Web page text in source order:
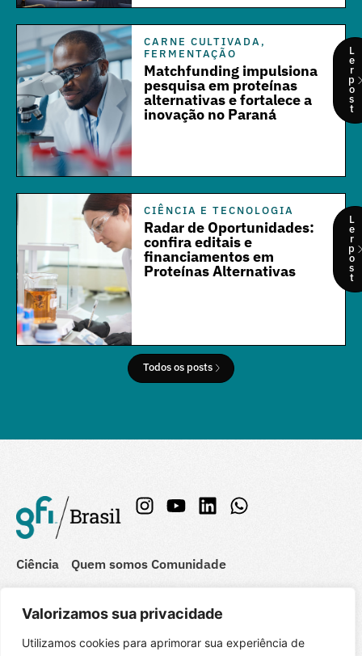
Valorizamos sua privacidade
Utilizamos cookies para aprimorar sua experiência de
CARNE CULTIVADA,
FERMENTAÇÃO
Matchfunding impulsiona
pesquisa em proteínas
alternativas e fortalece a
inovação no Paraná
L
e
r
p
o
s
t
CIÊNCIA E TECNOLOGIA
Radar de Oportunidades:
confira editais e
financiamentos em
Proteínas Alternativas
L
e
r
p
o
s
t
Todos os posts
Ciência Quem somos Comunidade